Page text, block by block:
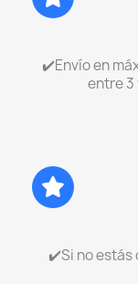
✔️Envío en
entre 3
✔️Si no estás